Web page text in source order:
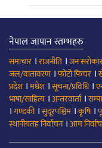
नेपाल जापान स्तम्भहरु
समाचार ।राजनीति ।जन
जल/वातावरण ।फोटो फिचर ।
प्रदेश।मधेश।सूचना/प्रविधि।
भाषा/साहित्य ।अन्तरवार्ता।
।गण्डकी।सुदूरपश्चिम ।कृषि।
स्थानीयतह निर्वाचन।आम